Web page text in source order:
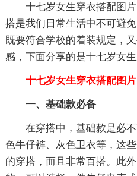
十七岁女生穿衣搭配图
搭是我们日常生活中不可避
既要符合学校的着装规定，
感，下面分享的是十七岁女生
十七岁女生穿衣搭配图片
一、基础款必备
在穿搭中，基础款是必
色牛仔裤、灰色卫衣等，这
的穿搭，而且非常百搭。此